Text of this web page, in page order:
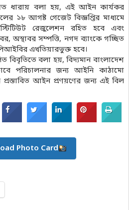
ধারায় বলা হয়, এই আইন কার্যকর
১৮ আগষ্ট গেজেট বিজ্ঞপ্তির মাধ্যমে
রেজুলেশন রহিত হবে এবং
অস্থাবর সম্পত্তি, নগদ ব্যাংকে গচ্ছিত
এখতিয়ারভুক্ত হবে।
বিবৃতিতে বলা হয়, বিদ্যমান বাংলাদেশ
পরিচালনার জন্য আইনি কাঠামো
প্রস্তাবিত আইন প্রণয়ণের জন্য এই বিল
Photo Card